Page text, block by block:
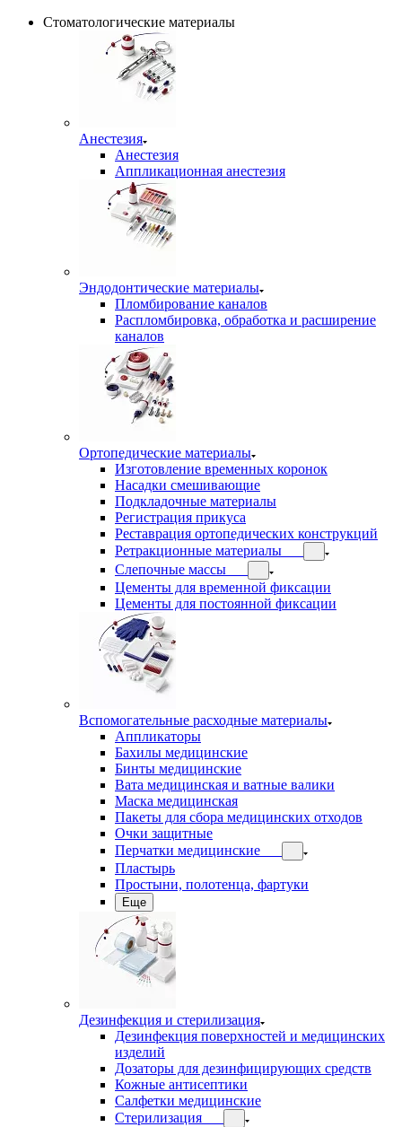
Стоматологические материалы
Анестезия
Анестезия
Аппликационная анестезия
Эндодонтические материалы
Пломбирование каналов
Распломбировка, обработка и расширение
каналов
Ортопедические материалы
Изготовление временных коронок
Насадки смешивающие
Подкладочные материалы
Регистрация прикуса
Реставрация ортопедических конструкций
Ретракционные материалы
Слепочные массы
Цементы для временной фиксации
Цементы для постоянной фиксации
Вспомогательные расходные материалы
Аппликаторы
Бахилы медицинские
Бинты медицинские
Вата медицинская и ватные валики
Маска медицинская
Пакеты для сбора медицинских отходов
Очки защитные
Перчатки медицинские
Пластырь
Простыни, полотенца, фартуки
Еще
Дезинфекция и стерилизация
Дезинфекция поверхностей и медицинских
изделий
Дозаторы для дезинфицирующих средств
Кожные антисептики
Салфетки медицинские
Стерилизация